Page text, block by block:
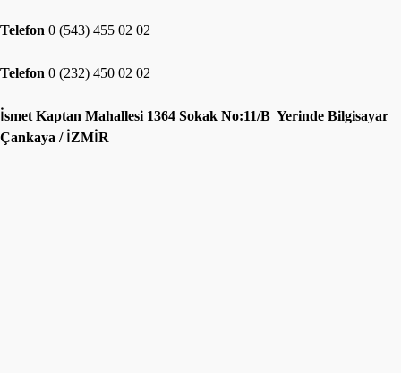
Telefon 0 (543) 455 02 02
Telefon 0 (232) 450 02 02
İsmet Kaptan Mahallesi 1364 Sokak No:11/B Yerinde Bilgisayar
Çankaya / İZMİR